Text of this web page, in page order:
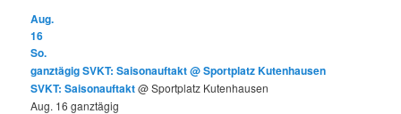
Aug.
16
So.
ganztägigSVKT: Saisonauftakt@ Sportplatz Kutenhausen
SVKT: Saisonauftakt@ Sportplatz Kutenhausen
Aug. 16ganztägig